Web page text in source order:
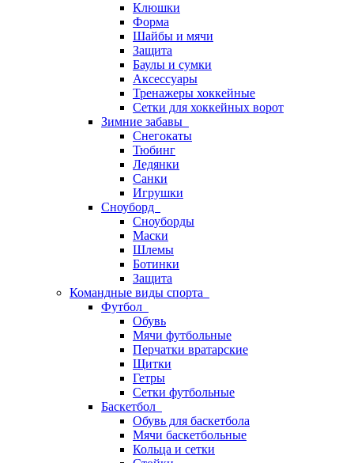
Клюшки
Форма
Шайбы и мячи
Защита
Баулы и сумки
Аксессуары
Тренажеры хоккейные
Сетки для хоккейных ворот
Зимние забавы
Снегокаты
Тюбинг
Ледянки
Санки
Игрушки
Сноуборд
Сноуборды
Маски
Шлемы
Ботинки
Защита
Командные виды спорта
Футбол
Обувь
Мячи футбольные
Перчатки вратарские
Щитки
Гетры
Сетки футбольные
Баскетбол
Обувь для баскетбола
Мячи баскетбольные
Кольца и сетки